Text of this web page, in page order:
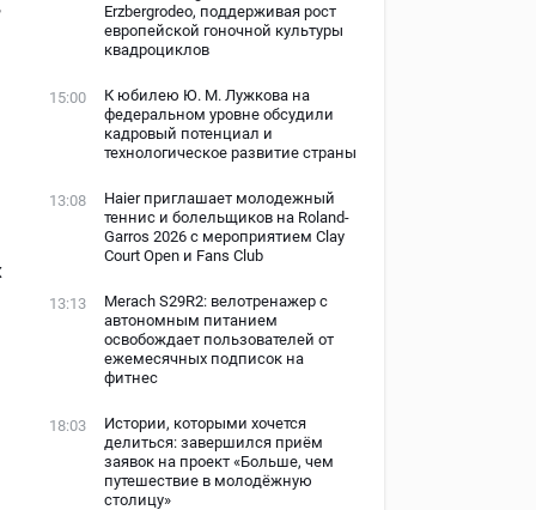
Erzbergrodeo, поддерживая рост
европейской гоночной культуры
квадроциклов
15:00
К юбилею Ю. М. Лужкова на
федеральном уровне обсудили
кадровый потенциал и
технологическое развитие страны
13:08
Haier приглашает молодежный
теннис и болельщиков на Roland-
Garros 2026 с мероприятием Clay
Court Open и Fans Club
13:13
Merach S29R2: велотренажер с
автономным питанием
освобождает пользователей от
ежемесячных подписок на
фитнес
18:03
Истории, которыми хочется
делиться: завершился приём
заявок на проект «Больше, чем
путешествие в молодёжную
столицу»